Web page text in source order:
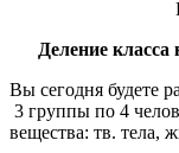
Деление
Вы сегодня будете
3 группы по 4
вещества: тв. тела,